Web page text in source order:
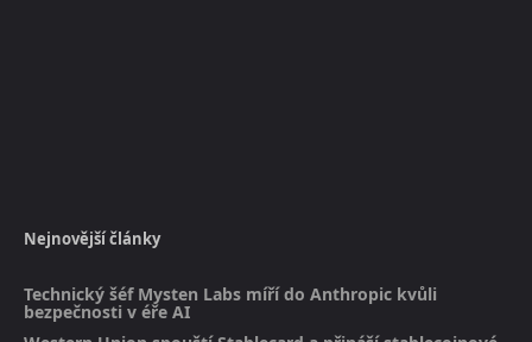
Nejnovější články
Technický šéf Mysten Labs míří do Anthropic kvůli
bezpečnosti v éře AI